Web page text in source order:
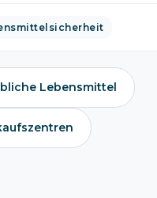
Lebensmittel